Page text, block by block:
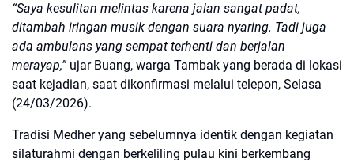
“Saya kesulitan melintas karena jalan sangat padat,
ditambah iringan musik dengan suara nyaring. Tadi juga
ada ambulans yang sempat terhenti dan berjalan
merayap,” ujar Buang, warga Tambak yang berada di lokasi
saat kejadian, saat dikonfirmasi melalui telepon, Selasa
(24/03/2026).
Tradisi Medher yang sebelumnya identik dengan kegiatan
silaturahmi dengan berkeliling pulau kini berkembang